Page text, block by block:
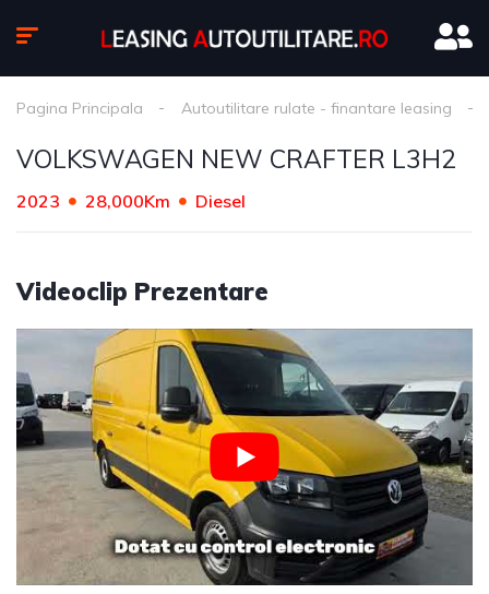
Pagina Principala Autoutilitare rulate - finantare leasing
VOLKSWAGEN NEW CRAFTER L3H2
2023 28,000Km Diesel
Videoclip Prezentare